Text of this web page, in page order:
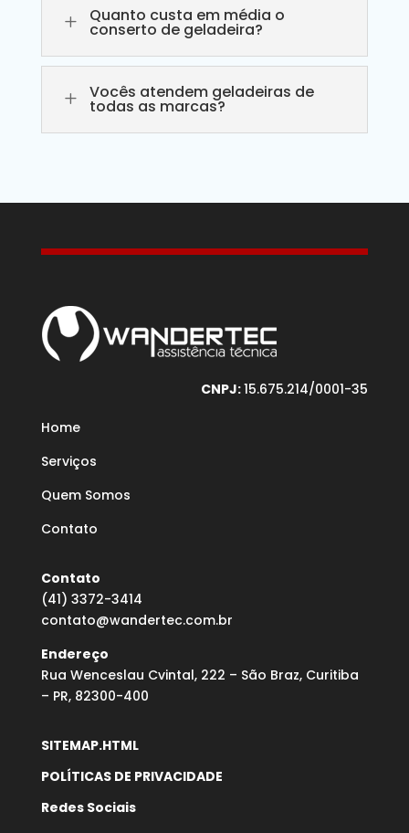
L Quanto custa em média o
conserto de geladeira?
L Vocês atendem geladeiras de
todas as marcas?
CNPJ:15.675.214/0001-35
Home
Serviços
Quem Somos
Contato
Contato
(41) 3372-3414
contato@wandertec.com.br
Endereço
Rua Wenceslau Cvintal, 222 – São Braz, Curitiba
– PR, 82300-400
SITEMAP.HTML
POLÍTICAS DE PRIVACIDADE
Redes Sociais